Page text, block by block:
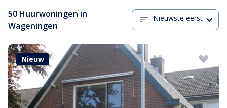
50 Huurwoningen in
Wageningen
Nieuwste eerst
Nieuw